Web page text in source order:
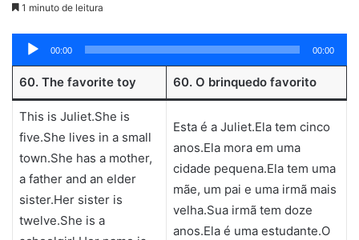
1 minuto de leitura
Tocador
de
áudio
00:00 00:00
60. The favorite toy 60. O brinquedo favorito
This is Juliet.She is
five.She lives in a small
town.She has a mother,
a father and an elder
sister.Her sister is
twelve.She is a
Esta é a Juliet.Ela tem cinco
anos.Ela mora em uma
cidade pequena.Ela tem uma
mãe, um pai e uma irmã mais
velha.Sua irmã tem doze
anos.Ela é uma estudante.O